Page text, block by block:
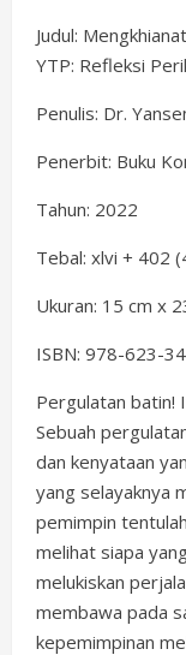
Judul:
YTP: Refleksi
Penulis: Dr.
Penerbit: Buku
Tahun: 2022
Tebal: xlvi + 402
Ukuran: 15 cm x
ISBN: 978-623-
Pergulatan batin!
Sebuah
dan kenyataan
yang selayaknya
pemimpin
melihat siapa
melukiskan
membawa pada
kepemimpinan